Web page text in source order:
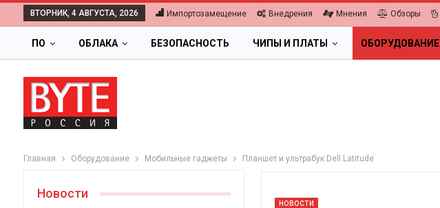
ВТОРНИК, 4 АВГУСТА, 2026 Импортозамещение Внедрения Мнения Обзоры
ПО ОБЛАКА БЕЗОПАСНОСТЬ ЧИПЫ И ПЛАТЫ ОБОРУДОВАНИЕ
Главная Оборудование Мобильные гаджеты Планшет и ультрабук Dell Latitude
НОВОСТИ
Новости